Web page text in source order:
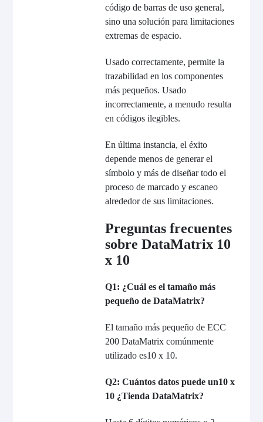
código de barras de uso general,
sino una solución para limitaciones
extremas de espacio.
Usado correctamente, permite la
trazabilidad en los componentes
más pequeños. Usado
incorrectamente, a menudo resulta
en códigos ilegibles.
En última instancia, el éxito
depende menos de generar el
símbolo y más de diseñar todo el
proceso de marcado y escaneo
alrededor de sus limitaciones.
Preguntas frecuentes
sobre DataMatrix 10
x 10
Q1: ¿Cuál es el tamaño más
pequeño de DataMatrix?
El tamaño más pequeño de ECC
200 DataMatrix comúnmente
utilizado es10 x 10.
Q2: Cuántos datos puede un10 x
10¿Tienda DataMatrix?